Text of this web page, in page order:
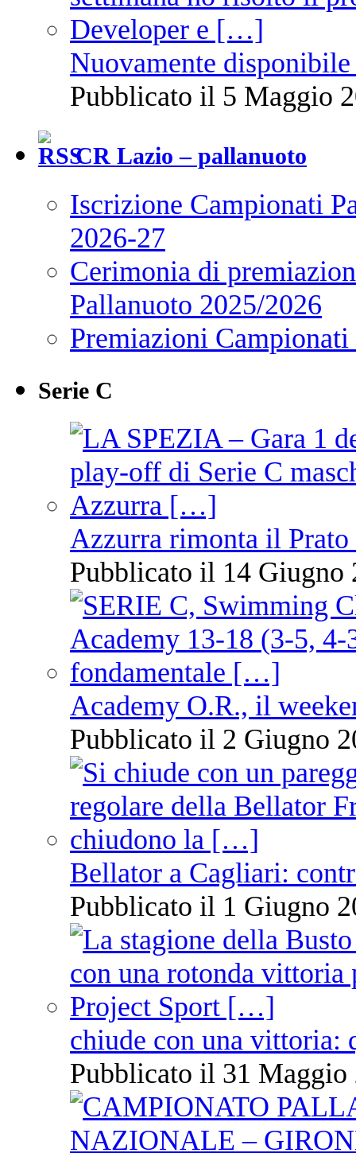
Nuovamente
Pubblicato il 5 Maggio
CR Lazio – pallanuoto
Iscrizione Campionati
2026-27
Cerimonia di
Pallanuoto 2025/2026
Premiazioni
Serie C
Azzurra rimonta il Prato
Pubblicato il 14 Giugno
Academy O.R., il
Pubblicato il 2 Giugno
Bellator a Cagliari:
Pubblicato il 1 Giugno
chiude con una vittoria:
Pubblicato il 31 Maggio